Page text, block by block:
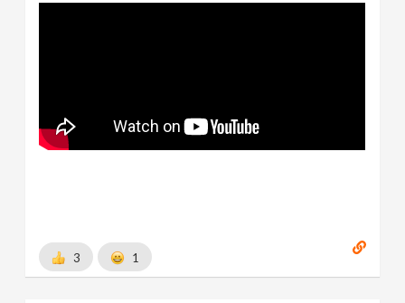
3 1